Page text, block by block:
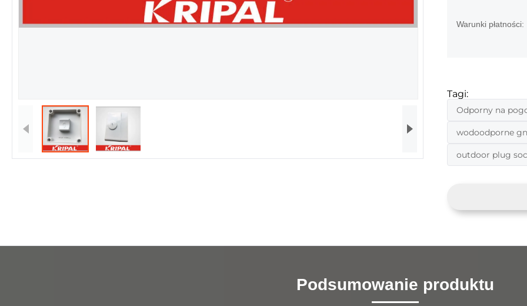
Warunki płatności:
Tagi:
Odporny na
wodoodporne
outdoor plug
Podsumowanie produktu